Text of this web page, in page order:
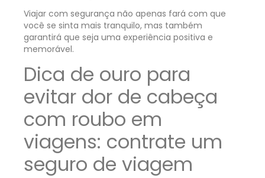
Viajar com segurança não apenas fará com que
você se sinta mais tranquilo, mas também
garantirá que seja uma experiência positiva e
memorável.
Dica de ouro para
evitar dor de cabeça
com roubo em
viagens: contrate um
seguro de viagem